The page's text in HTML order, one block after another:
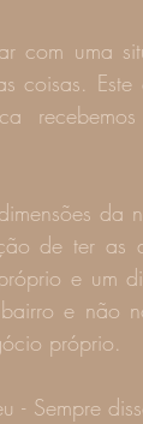
uma
coisas.
da
de ter as
e um
e não
próprio.
- Sempre